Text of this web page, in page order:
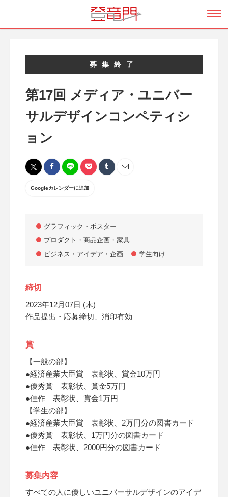
募集終了
第17回 メディア・ユニバー
サルデザインコンペティシ
ョン
Googleカレンダーに追加
グラフィック・ポスター
プロダクト・商品企画・家具
ビジネス・アイデア・企画
学生向け
締切
2023年12月07日 (木)
作品提出・応募締切、消印有効
賞
【一般の部】
●経済産業大臣賞 表彰状、賞金10万円
●優秀賞 表彰状、賞金5万円
●佳作 表彰状、賞金1万円
【学生の部】
●経済産業大臣賞 表彰状、2万円分の図書カード
●優秀賞 表彰状、1万円分の図書カード
●佳作 表彰状、2000円分の図書カード
募集内容
すべての人に優しいユニバーサルデザインのアイデ